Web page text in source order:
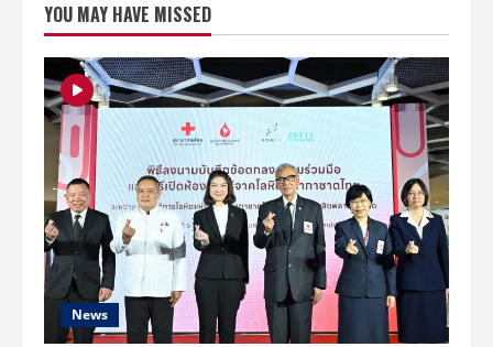
4
#สาด
ความ
สนุก
ทุก
โมเมนต์
Celebrate
living
ปิด
ท้าย
สงกรานต์
ด้วย
ความ
สนุกสนาน
เต็ม
อิ่ม
!!
YOU MAY HAVE MISSED
News